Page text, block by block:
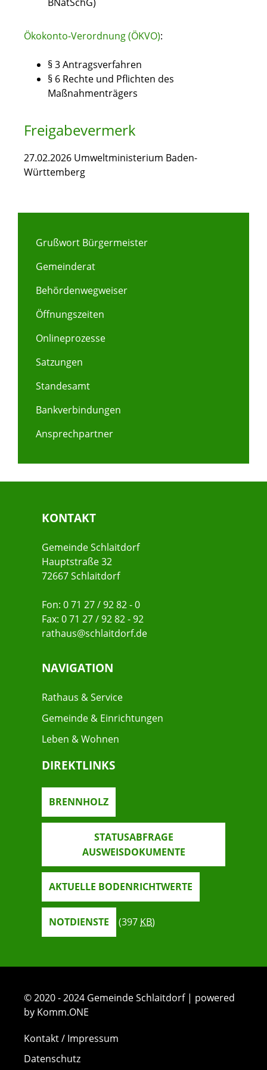
Ökokonto-Verordnung (ÖKVO):
§ 3 Antragsverfahren
§ 6 Rechte und Pflichten des
Maßnahmenträgers
Freigabevermerk
27.02.2026 Umweltministerium Baden-
Württemberg
Grußwort Bürgermeister
Gemeinderat
Behördenwegweiser
Öffnungszeiten
Onlineprozesse
Satzungen
Standesamt
Bankverbindungen
Ansprechpartner
KONTAKT
Gemeinde Schlaitdorf
Hauptstraße 32
72667 Schlaitdorf
Fon: 0 71 27 / 92 82 - 0
Fax: 0 71 27 / 92 82 - 92
rathaus@schlaitdorf.de
NAVIGATION
Rathaus & Service
Gemeinde & Einrichtungen
Leben & Wohnen
DIREKTLINKS
BRENNHOLZ
STATUSABFRAGE
AUSWEISDOKUMENTE
AKTUELLE BODENRICHTWERTE
NOTDIENSTE (397 KB)
© 2020 - 2024 Gemeinde Schlaitdorf | powered
by Komm.ONE
Kontakt / Impressum
Datenschutz